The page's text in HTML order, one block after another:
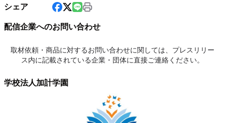
シェア
配信企業へのお問い合わせ
取材依頼・商品に対するお問い合わせに関しては、プレスリリー
ス内に記載されている企業・団体に直接ご連絡ください。
学校法人加計学園